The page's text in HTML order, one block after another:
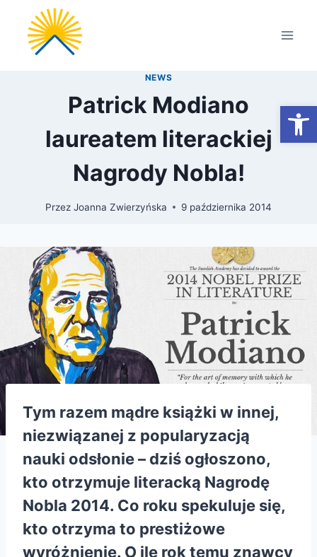
Przejdź
treści
NEWS
Patrick Modiano
laureatem literackiej
Nagrody Nobla!
Przez Joanna Zwierzyńska 9 października 2014
Tym razem mądre książki w innej,
niezwiązanej z popularyzacją
nauki odsłonie – dziś ogłoszono,
kto otrzymuje literacką Nagrodę
Nobla 2014. Co roku spekuluje się,
kto otrzyma to prestiżowe
wyróżnienie. O ile rok temu znawcy